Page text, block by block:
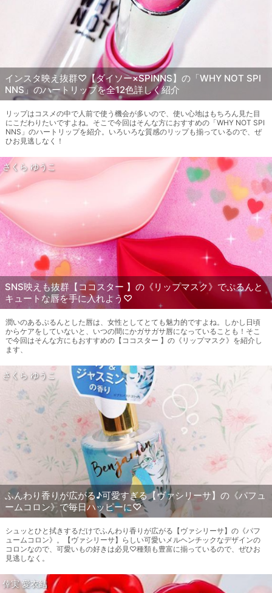
インスタ映え抜群♡【ダイソー×SPINNS】の「WHY NOT SPI
NNS」のハートリップを全12色詳しく紹介
リップはコスメの中で人前で使う機会が多いので、使い心地はもちろん見た目
にこだわりたいですよね。そこで今回はそんな方におすすめの「WHY NOT SPI
NNS」のハートリップを紹介。いろいろな質感のリップも揃っているので、ぜ
ひお見逃しなく！
さくら ゆうこ
SNS映えも抜群【ココスター 】の《リップマスク》でぷるんと
キュートな唇を手に入れよう♡
潤いのあるぷるんとした唇は、女性としてとても魅力的ですよね。しかし日頃
からケアをしていないと、いつの間にかガサガサ唇になっていることも！そこ
で今回はそんな方にもおすすめの【ココスター 】の《リップマスク》を紹介し
ます、
さくら ゆうこ
ふんわり香りが広がる♪可愛すぎる【ヴァシリーサ】の《パフュ
ームコロン》で毎日ハッピーに♡
シュッとひと拭きするだけでふんわり香りが広がる【ヴァシリーサ】の《パフ
ュームコロン》。【ヴァシリーサ】らしい可愛いメルヘンチックなデザインの
コロンなので、可愛いもの好きは必見♡種類も豊富に揃っているので、ぜひお
見逃しなく。
倖実 愛衣結